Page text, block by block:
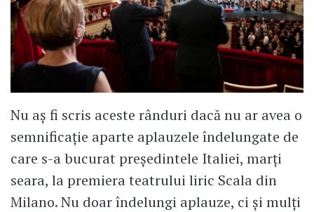
Nu aș fi scris aceste rânduri dacă nu ar avea o
semnificație aparte aplauzele îndelungate de
care s-a bucurat președintele Italiei, marți
seara, la premiera teatrului liric Scala din
Milano. Nu doar îndelungi aplauze, ci și mulți